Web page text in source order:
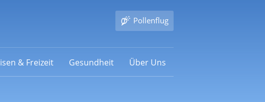
Pollenflug
& Freizeit Gesundheit Über Uns